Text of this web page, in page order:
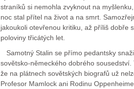
straníků si nemohla zvyknout na
noc stal přítel na život a na smrt.
jakoukoli otevřenou kritiku, až příliš dobře
poloviny třicátých let.
Samotný Stalin se přímo pedantsky
sovětsko-německého dobrého sousedství.
že na plátnech sovětských biografů už
Profesor Mamlock ani Rodinu